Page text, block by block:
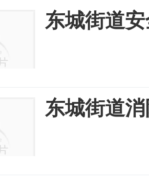
东城街道
东城街道